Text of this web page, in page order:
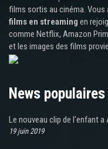
films sortis au cinéma. Vous
films en streaming en
comme Netflix, Amazon
et les images des films
News populaires
Le nouveau clip de l'enfant a
19 juin 2019